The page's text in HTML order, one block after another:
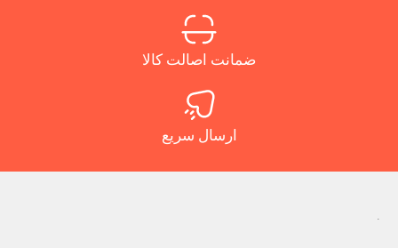
ضمانت اصالت کالا
ارسال سریع
.